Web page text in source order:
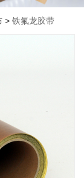
> 铁氟龙胶带